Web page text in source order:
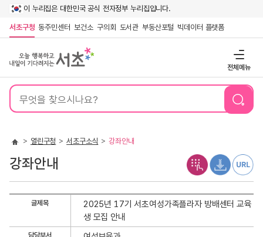
이 누리집은 대한민국 공식 전자정부 누리집입니다.
서초구청 동주민센터 보건소 구의회 도서관 부동산포털 빅데이터 플랫폼
전체메뉴
통
검
열린구청 서초구소식 강좌안내
강좌안내
안
글제목
2025년 17기 서초여성가족플라자 방배센터 교육
생 모집 안내
담당부서